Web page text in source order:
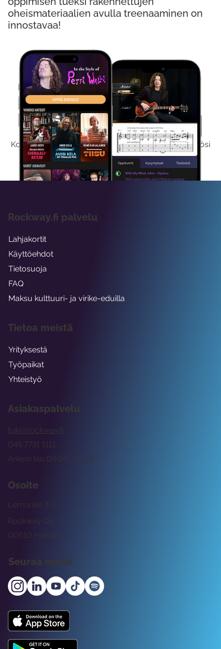
Kokeile Ilmaiseksi
Kokeilemalla ilmaiseksi saat koko sisältömme käyttöösi
viikon ajaksi.
oheismateriaalien avulla treenaaminen on
innostavaa!
Asiakaspalvelu
tuki@rockway.fi
Arkisin klo 09:00 -15:00
045 7731 1111
Osoite
Rockway Oy
Lemuntie 3-5
00510 Helsinki
Seuraa meitä
Rockway.fi palvelu
Lahjakortit
Käyttöehdot
Tietosuoja
FAQ
Maksu kulttuuri- ja virike-eduilla
Tietoa meistä
Yrityksestä
Työpaikat
Yhteistyö